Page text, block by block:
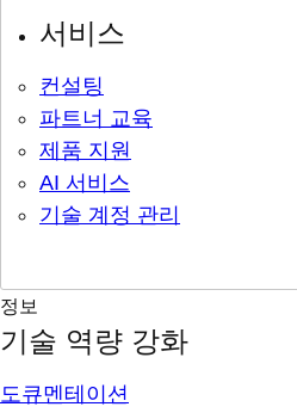
서비스
컨설팅
파트너 교육
제품 지원
AI 서비스
기술 계정 관리
정보
기술 역량 강화
도큐멘테이션